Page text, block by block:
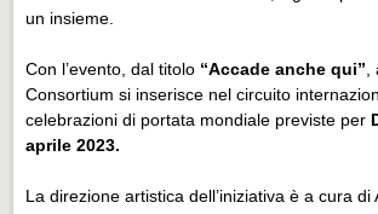
un insieme.
Con l’evento, dal titolo “Accade anche qui”
Consortium si inserisce nel circuito
celebrazioni di portata mondiale previste per
aprile 2023.
La direzione artistica dell’iniziativa è a cura di